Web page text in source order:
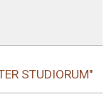
STUDIORUM"